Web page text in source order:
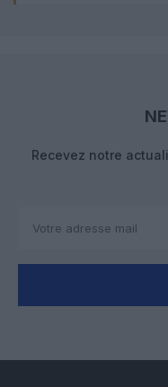
Recevez notre